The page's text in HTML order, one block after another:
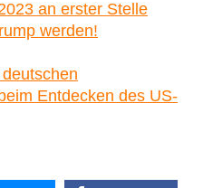
an erster Stelle
werden!
Entdecken des US-